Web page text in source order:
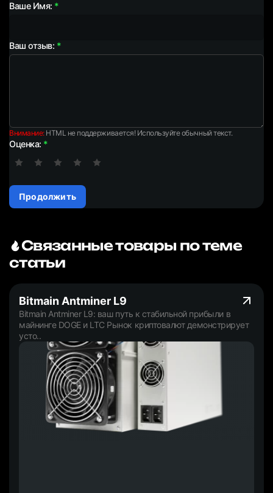
Ваше Имя:
Ваш отзыв:
Внимание:HTML не поддерживается! Используйте обычный текст.
Оценка:
Продолжить
Связанные товары по теме
статьи
Bitmain Antminer L9
Bitmain Antminer L9: ваш путь к стабильной прибыли в
майнинге DOGE и LTC Рынок криптовалют демонстрирует
усто..